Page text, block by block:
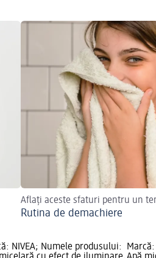
Aflați aceste sfaturi pentru un
Rutina de demachiere
NIVEA; Numele produsului: